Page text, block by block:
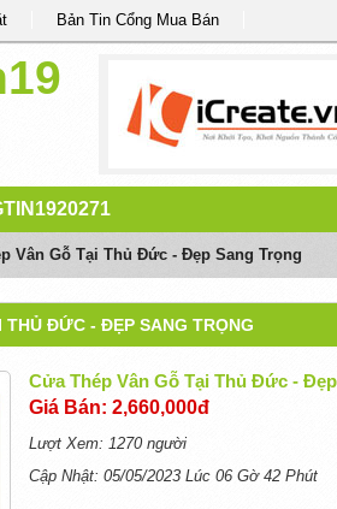
Bản Tin Cổng Mua Bán
Vân Gỗ Tại Thủ Đức - Đẹp Sang Trọng
THỦ ĐỨC - ĐẸP SANG TRỌNG
Cửa Thép Vân Gỗ Tại Thủ Đức -
Giá Bán: 2,660,000đ
Lượt Xem: 1270 người
Cập Nhật: 05/05/2023 Lúc 06 Gờ 42 Phút